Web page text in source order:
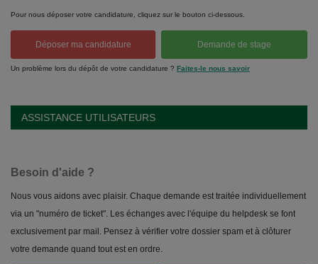
Pour nous déposer votre candidature, cliquez sur le bouton ci-dessous.
Déposer ma candidature Demande de stage
Un problème lors du dépôt de votre candidature ? Faites-le nous savoir
ASSISTANCE UTILISATEURS
Besoin d'aide ?
Nous vous aidons avec plaisir. Chaque demande est traitée individuellement
via un "numéro de ticket". Les échanges avec l'équipe du helpdesk se font
exclusivement par mail. Pensez à vérifier votre dossier spam et à clôturer
votre demande quand tout est en ordre.